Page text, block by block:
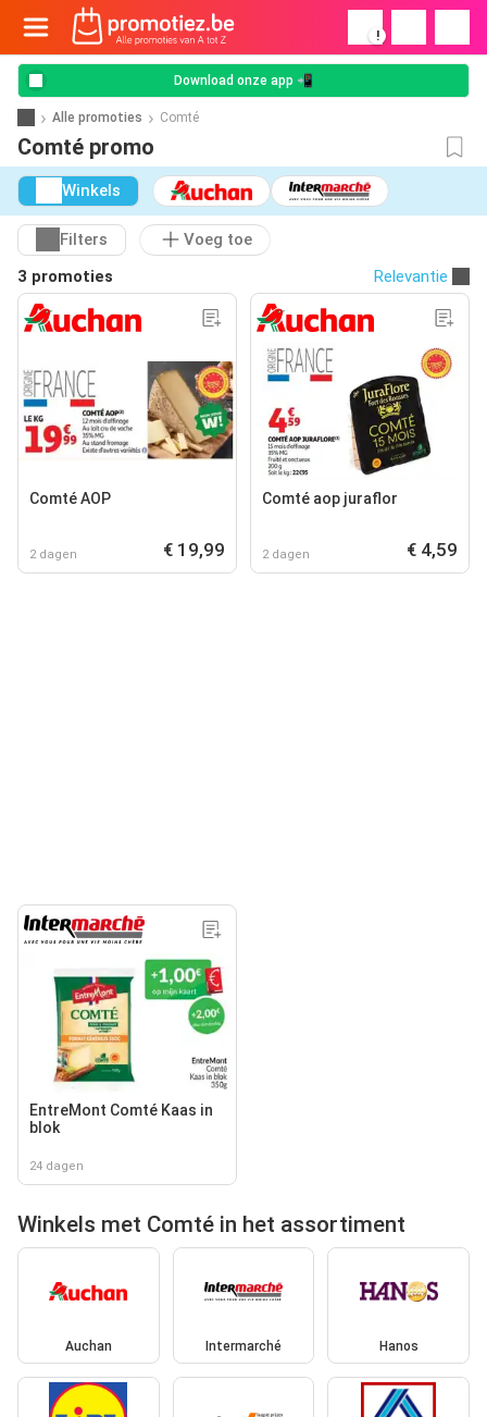
!
Download onze app 📲
Alle promoties Comté
Comté promo
Winkels
Filters
Voeg toe
3 promoties
Relevantie
Comté AOP
2 dagen € 19,99
Comté aop juraflor
2 dagen € 4,59
EntreMont Comté Kaas in
blok
24 dagen
Winkels met Comté in het assortiment
Auchan Intermarché Hanos